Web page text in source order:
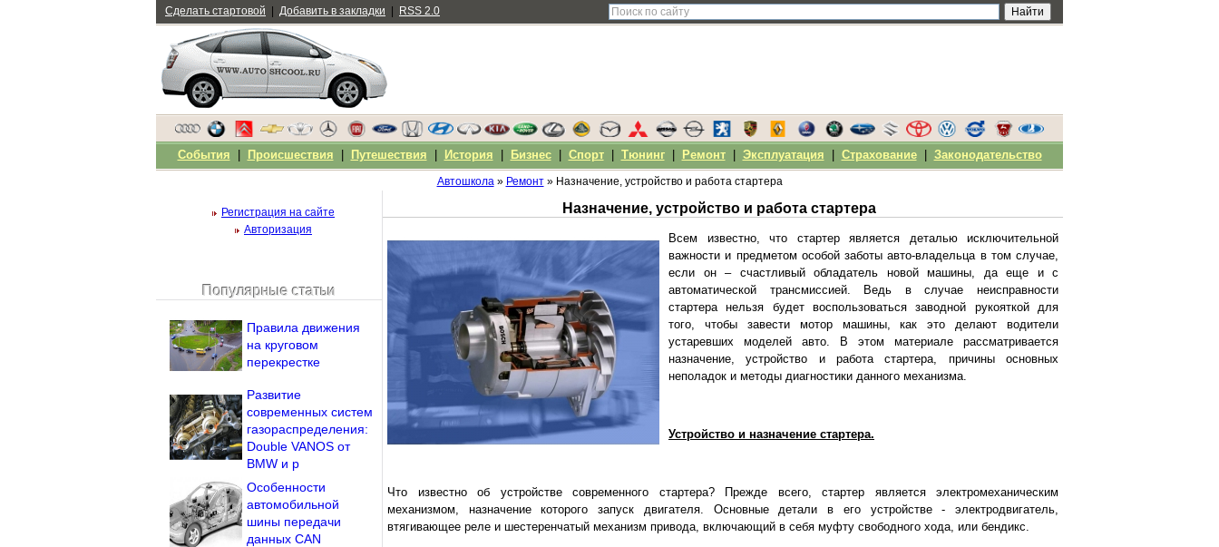
Автошкола» Ремонт» Назначение, устройство и работа стартера
Назначение, устройство и работа стартера
Всем известно, что стартер является деталью исключительной
важности и предметом особой заботы авто-владельца в том случае,
если он – счастливый обладатель новой машины, да еще и с
автоматической трансмиссией. Ведь в случае неисправности
стартера нельзя будет воспользоваться заводной рукояткой для
того, чтобы завести мотор машины, как это делают водители
устаревших моделей авто. В этом материале рассматривается
назначение, устройство и работа стартера, причины основных
неполадок и методы диагностики данного механизма.
Устройство и назначение стартера.
Что известно об устройстве современного стартера? Прежде всего, стартер является электромеханическим
механизмом, назначение которого запуск двигателя. Основные детали в его устройстве - электродвигатель,
втягивающее реле и шестеренчатый механизм привода, включающий в себя муфту свободного хода, или бендикс.
Регистрация на сайте
Авторизация
Напомнить пароль?
Популярные статьи
Правила движения
на круговом
перекрестке
Развитие
современных систем
газораспределения:
Double VANOS от
BMW и р
Особенности
автомобильной
шины передачи
данных CAN
Сделать стартовой Добавить в закладки RSS 2.0
События Происшествия Путешествия История Бизнес| Спорт| Тюнинг| Ремонт| Эксплуатация Страхование| Законодательство